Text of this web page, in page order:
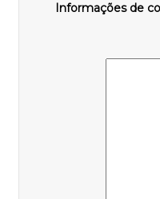
Informações de